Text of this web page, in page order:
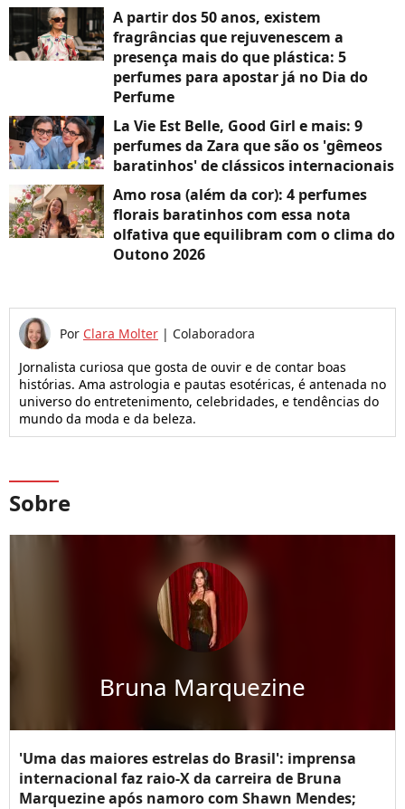
A partir dos 50 anos, existem
fragrâncias que rejuvenescem a
presença mais do que plástica: 5
perfumes para apostar já no Dia do
Perfume
La Vie Est Belle, Good Girl e mais: 9
perfumes da Zara que são os 'gêmeos
baratinhos' de clássicos internacionais
Amo rosa (além da cor): 4 perfumes
florais baratinhos com essa nota
olfativa que equilibram com o clima do
Outono 2026
Por Clara Molter | Colaboradora
Jornalista curiosa que gosta de ouvir e de contar boas
histórias. Ama astrologia e pautas esotéricas, é antenada no
universo do entretenimento, celebridades, e tendências do
mundo da moda e da beleza.
Sobre
Bruna Marquezine
'Uma das maiores estrelas do Brasil': imprensa
internacional faz raio-X da carreira de Bruna
Marquezine após namoro com Shawn Mendes;